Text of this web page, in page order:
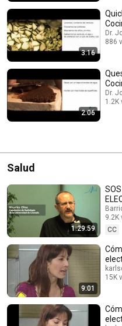
3:16
Dr.
886
2:06
Dr.
1.2K
Salud
1:29:59
SOS EHS
9.2K
CC
9:01
15K